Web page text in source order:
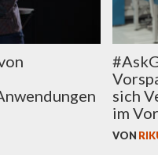
sich
im
VON